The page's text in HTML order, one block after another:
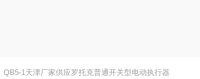
QB5-1天津厂家供应罗托克普通开关型电动执行器